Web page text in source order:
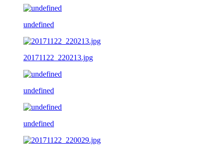
undefined
20171122_220213.jpg
undefined
undefined